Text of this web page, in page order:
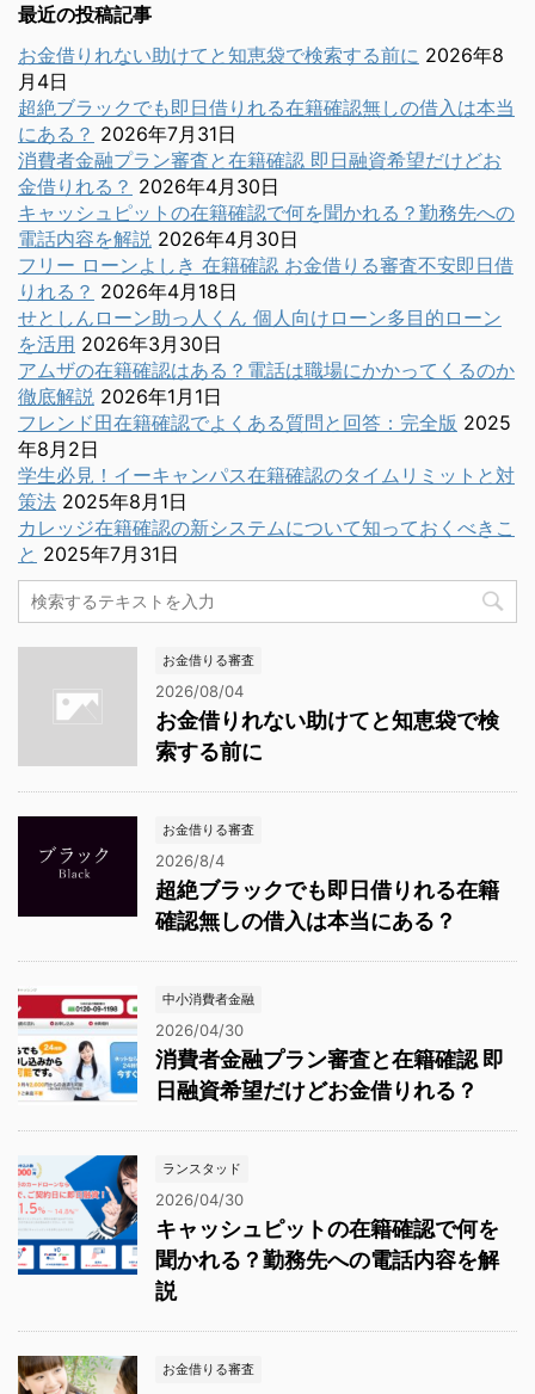
最近の投稿記事
お金借りれない助けてと知恵袋で検索する前に 2026年8
月4日
超絶ブラックでも即日借りれる在籍確認無しの借入は本当
にある？ 2026年7月31日
消費者金融プラン審査と在籍確認 即日融資希望だけどお
金借りれる？ 2026年4月30日
キャッシュピットの在籍確認で何を聞かれる？勤務先への
電話内容を解説 2026年4月30日
フリー ローンよしき 在籍確認 お金借りる審査不安即日借
りれる？ 2026年4月18日
せとしんローン助っ人くん 個人向けローン多目的ローン
を活用 2026年3月30日
アムザの在籍確認はある？電話は職場にかかってくるのか
徹底解説 2026年1月1日
フレンド田在籍確認でよくある質問と回答：完全版 2025
年8月2日
学生必見！イーキャンパス在籍確認のタイムリミットと対
策法 2025年8月1日
カレッジ在籍確認の新システムについて知っておくべきこ
と 2025年7月31日
お金借りる審査
2026/08/04
お金借りれない助けてと知恵袋で検
索する前に
お金借りる審査
2026/8/4
超絶ブラックでも即日借りれる在籍
確認無しの借入は本当にある？
中小消費者金融
2026/04/30
消費者金融プラン審査と在籍確認 即
日融資希望だけどお金借りれる？
ランスタッド
2026/04/30
キャッシュピットの在籍確認で何を
聞かれる？勤務先への電話内容を解
説
お金借りる審査